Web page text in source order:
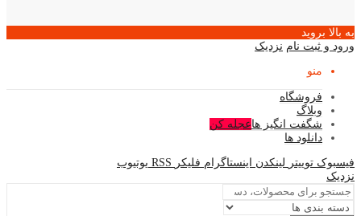
به بالا بروید
ورود و ثبت نام نزدیک
منو
فروشگاه
وبلاگ
شگفت انگیز هاعجله کن
دانلود ها
فیسبوک توییتر لینکدن اینستاگرام فلیکر RSS یوتیوب
نزدیک